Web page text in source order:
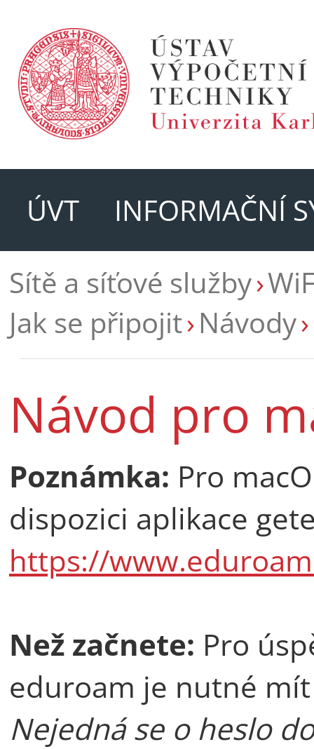
ÚVT
INFORMAČNÍ
Sítě a síťové služby
Jak se připojit Návody
Návod pro
Poznámka: Pro
dispozici aplikace
https://
Než začnete: Pro
eduroam je nutné
Nejedná se o heslo